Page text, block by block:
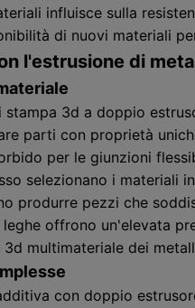
influisce sulla
di nuovi materiali
l'estrusione di
stampa 3d a doppio
parti con proprietà
per le giunzioni
selezionano i materiali
produrre pezzi che
leghe offrono un'elevata
3d multimateriale dei
con doppio